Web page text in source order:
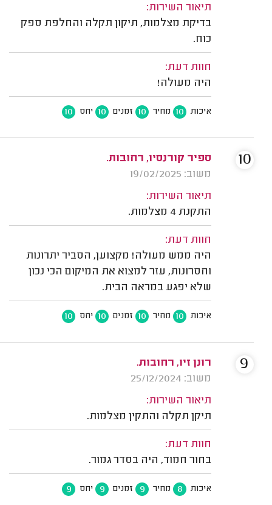
תיאור השירות:
בדיקת מצלמות, תיקון תקלה והחלפת ספק
כוח.
חוות דעת:
היה מעולה!
איכות 10 מחיר 10 זמנים 10 יחס 10
ספיר קורנסיו, רחובות.
משוב: 19/02/2025
תיאור השירות:
התקנת 4 מצלמות.
חוות דעת:
היה ממש מעולה! מקצוען, הסביר יתרונות
וחסרונות, עזר למצוא את המיקום הכי נכון
שלא יפגע במראה הבית.
איכות 10 מחיר 10 זמנים 10 יחס 10
10
רונן זיו, רחובות.
משוב: 25/12/2024
תיאור השירות:
תיקן תקלה והתקין מצלמות.
חוות דעת:
בחור חמוד, היה בסדר גמור.
איכות 8 מחיר 9 זמנים 9 יחס 9
9